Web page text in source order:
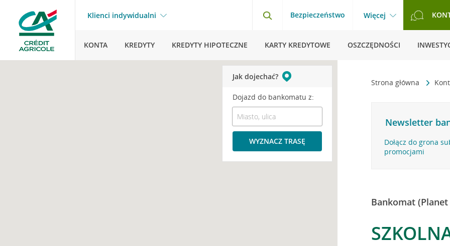
Klienci indywidualni Bezpieczeństwo Więcej
KONTA KREDYTY KREDYTY HIPOTECZNE KARTY KREDYTOWE OSZCZĘDNOŚCI
Strona główna
Newsletter
Dołącz do grona
promocjami
Bankomat (Planet
Jak dojechać?
Dojazd do bankomatu z:
WYZNACZ TRASĘ